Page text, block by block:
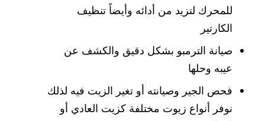
للمحرك لتزيد من أدائه وأيضاً تنظيف
الكارتير
صيانة الترمبو بشكل دقيق والكشف عن
عيبه وحلها
فحص الجير وصيانته أو تغير الزيت فيه لذلك
نوفر أنواع زيوت مختلفة كزيت العادي أو